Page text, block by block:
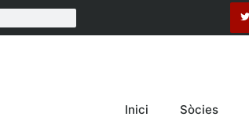
Inici Sòcies